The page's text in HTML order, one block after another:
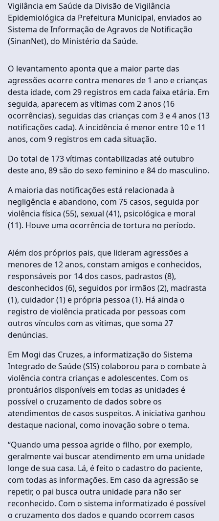
Vigilância em Saúde da Divisão de Vigilância
Epidemiológica da Prefeitura Municipal, enviados ao
Sistema de Informação de Agravos de Notificação
(SinanNet), do Ministério da Saúde.
O levantamento aponta que a maior parte das
agressões ocorre contra menores de 1 ano e crianças
desta idade, com 29 registros em cada faixa etária. Em
seguida, aparecem as vítimas com 2 anos (16
ocorrências), seguidas das crianças com 3 e 4 anos (13
notificações cada). A incidência é menor entre 10 e 11
anos, com 9 registros em cada situação.
Do total de 173 vítimas contabilizadas até outubro
deste ano, 89 são do sexo feminino e 84 do masculino.
A maioria das notificações está relacionada à
negligência e abandono, com 75 casos, seguida por
violência física (55), sexual (41), psicológica e moral
(11). Houve uma ocorrência de tortura no período.
Além dos próprios pais, que lideram agressões a
menores de 12 anos, constam amigos e conhecidos,
responsáveis por 14 dos casos, padrastos (8),
desconhecidos (6), seguidos por irmãos (2), madrasta
(1), cuidador (1) e própria pessoa (1). Há ainda o
registro de violência praticada por pessoas com
outros vínculos com as vítimas, que soma 27
denúncias.
Em Mogi das Cruzes, a informatização do Sistema
Integrado de Saúde (SIS) colaborou para o combate à
violência contra crianças e adolescentes. Com os
prontuários disponíveis em todas as unidades é
possível o cruzamento de dados sobre os
atendimentos de casos suspeitos. A iniciativa ganhou
destaque nacional, como inovação sobre o tema.
“Quando uma pessoa agride o filho, por exemplo,
geralmente vai buscar atendimento em uma unidade
longe de sua casa. Lá, é feito o cadastro do paciente,
com todas as informações. Em caso da agressão se
repetir, o pai busca outra unidade para não ser
reconhecido. Com o sistema informatizado é possível
o cruzamento dos dados e quando ocorrem casos